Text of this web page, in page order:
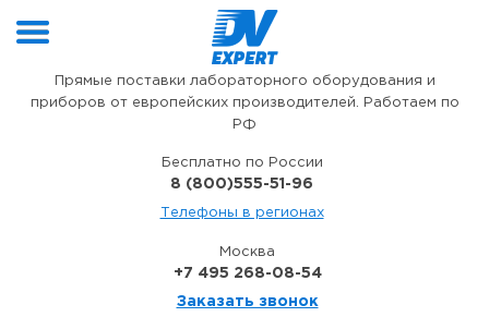
Прямые поставки лабораторного оборудования и
приборов от европейских производителей. Работаем по
РФ
Бесплатно по России
8 (800)555-51-96
Телефоны в регионах
Москва
+7 495 268-08-54
Заказать звонок